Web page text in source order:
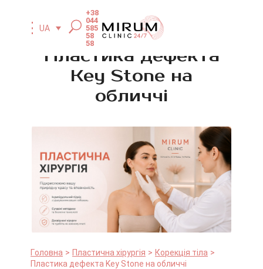
UA
+38
044
585
58
58
Пластика дефекта
Key Stone на
обличчі
Головна Пластична хірургія
Корекція тіла
Пластика дефекта Key Stone на обличчі